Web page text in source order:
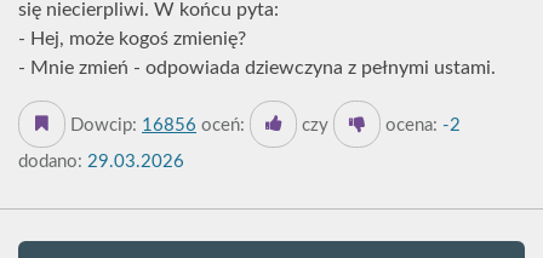
się niecierpliwi. W końcu pyta:
- Hej, może kogoś zmienię?
- Mnie zmień - odpowiada dziewczyna z pełnymi ustami.
Dowcip: 16856 oceń: czy ocena: -2
dodano: 29.03.2026